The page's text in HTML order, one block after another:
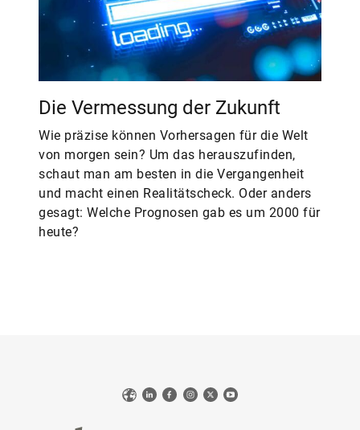
Die Vermessung der Zukunft
Wie präzise können Vorhersagen für die Welt
von morgen sein? Um das herauszufinden,
schaut man am besten in die Vergangenheit
und macht einen Realitätscheck. Oder anders
gesagt: Welche Prognosen gab es um 2000 für
heute?
WebLinkedIn
Facebook
Instagram
X YouTube